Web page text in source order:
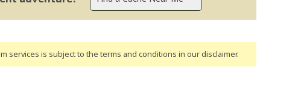
services is subject to the terms and conditions in our disclaimer.